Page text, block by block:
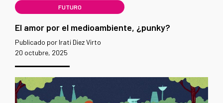
FUTURO
El amor por el medioambiente, ¿punky?
Publicado por Irati Diez Virto
20 octubre, 2025